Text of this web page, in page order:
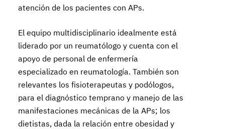
atención de los pacientes con APs.
El equipo multidisciplinario idealmente está
liderado por un reumatólogo y cuenta con el
apoyo de personal de enfermería
especializado en reumatología. También son
relevantes los fisioterapeutas y podólogos,
para el diagnóstico temprano y manejo de las
manifestaciones mecánicas de la APs; los
dietistas, dada la relación entre obesidad y